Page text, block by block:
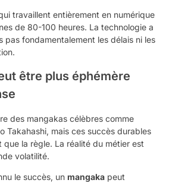
travaillent entièrement en numérique
de 80-100 heures. La technologie a
pas fondamentalement les délais ni les
être plus éphémère
des mangakas célèbres comme
Takahashi, mais ces succès durables
que la règle. La réalité du métier est
volatilité.
le succès, unmangaka peut